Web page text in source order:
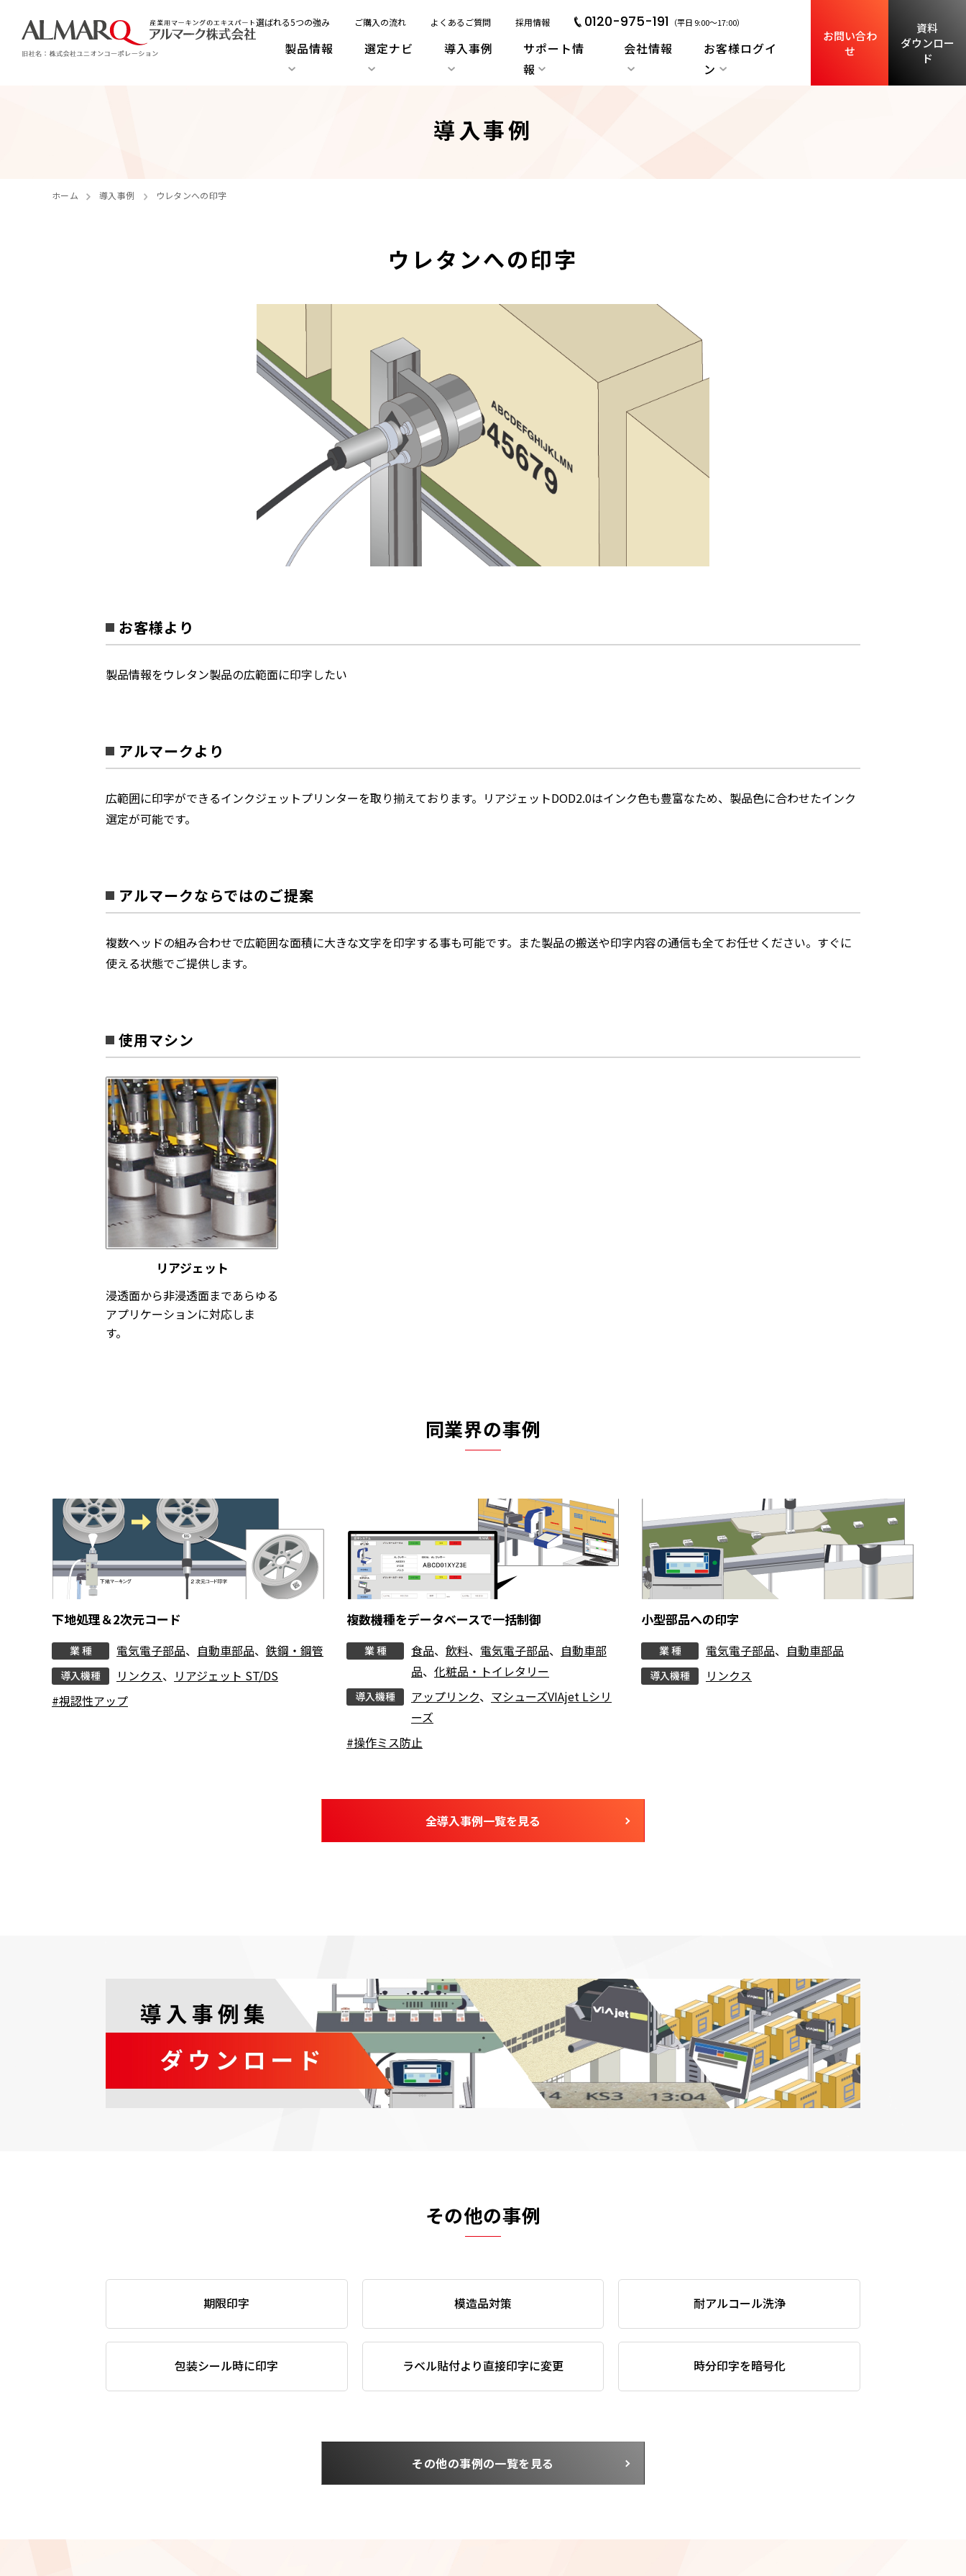
選ばれる5つの強み ご購入の流れ よくあるご質問 採用情報 0120-975-191 （平日 9:00～17:00）
製品情報 選定ナビ 導入事例
サポート情
報
会社情報
お客様ログイ
ン
お問い合わ
せ
資料
ダウンロー
ド
導入事例
ホーム 導入事例 ウレタンへの印字
ウレタンへの印字
お客様より
製品情報をウレタン製品の広範面に印字したい
アルマークより
広範囲に印字ができるインクジェットプリンターを取り揃えております。リアジェットDOD2.0はインク色も豊富なため、製品色に合わせたインク
選定が可能です。
アルマークならではのご提案
複数ヘッドの組み合わせで広範囲な面積に大きな文字を印字する事も可能です。また製品の搬送や印字内容の通信も全てお任せください。すぐに
使える状態でご提供します。
使用マシン
リアジェット
浸透面から非浸透面まであらゆる
アプリケーションに対応しま
す。
同業界の事例
下地処理＆2次元コード
業 種 電気電子部品、 自動車部品、 鉄鋼・鋼管
導入機種 リンクス、 リアジェット ST/DS
#視認性アップ
複数機種をデータベースで一括制御
業 種 食品、 飲料、 電気電子部品、 自動車部
品、 化粧品・トイレタリー
導入機種 アップリンク、 マシューズVIAjet Lシリ
ーズ
#操作ミス防止
小型部品への印字
業 種 電気電子部品、 自動車部品
導入機種 リンクス
全導入事例一覧を見る
その他の事例
期限印字 模造品対策 耐アルコール洗浄
包装シール時に印字 ラベル貼付より直接印字に変更 時分印字を暗号化
その他の事例の一覧を見る